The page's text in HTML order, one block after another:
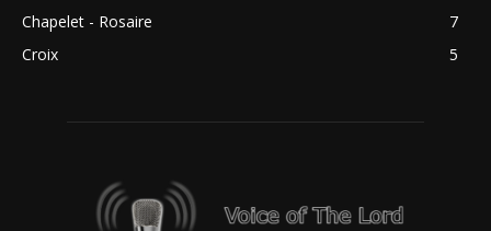
Chapelet - Rosaire
7
Croix
5